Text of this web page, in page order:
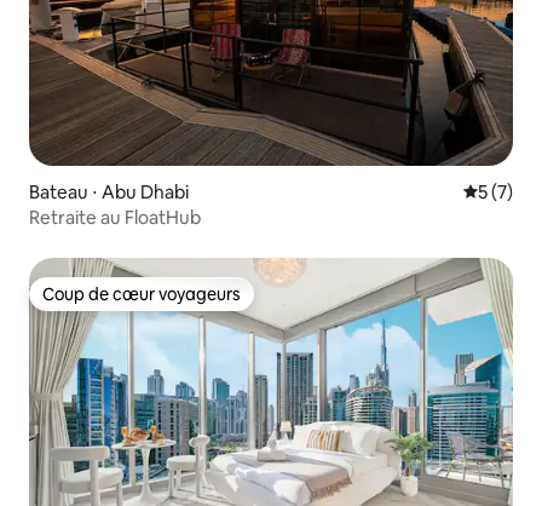
Bateau ⋅ Abu Dhabi
5 (7)
Retraite au FloatHub
Coup de cœur voyageurs
Coup de cœur voyageurs